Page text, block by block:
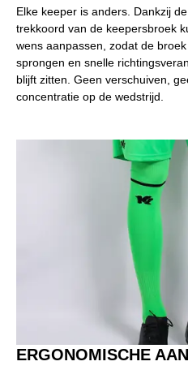
Elke keeper is anders. Dankzij
trekkoord van de keepersbroek
wens aanpassen, zodat de
sprongen en snelle
blijft zitten. Geen verschuiven,
concentratie op de wedstrijd.
ERGONOMISCHE